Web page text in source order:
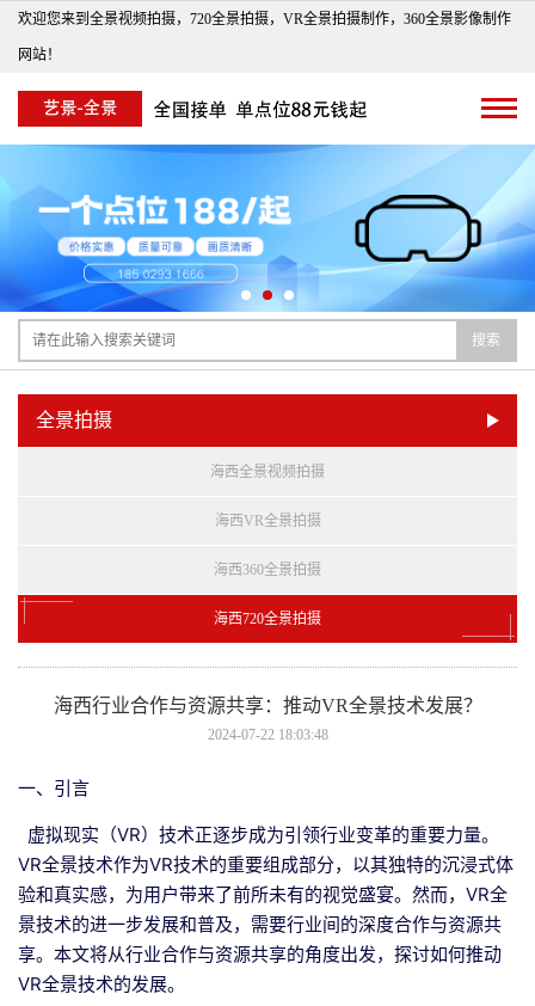
欢迎您来到全景视频拍摄，720全景拍摄，VR全景拍摄制作，360全景影像制作
网站！
搜索
全景拍摄
海西全景视频拍摄
海西VR全景拍摄
海西360全景拍摄
海西720全景拍摄
海西行业合作与资源共享：推动VR全景技术发展？
2024-07-22 18:03:48
一、引言
虚拟现实（VR）技术正逐步成为引领行业变革的重要力量。
VR全景技术作为VR技术的重要组成部分，以其独特的沉浸式体
验和真实感，为用户带来了前所未有的视觉盛宴。然而，VR全
景技术的进一步发展和普及，需要行业间的深度合作与资源共
享。本文将从行业合作与资源共享的角度出发，探讨如何推动
VR全景技术的发展。